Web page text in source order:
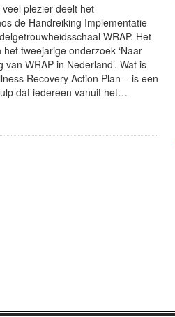
plezier deelt het
de Handreiking Implementatie
WRAP. Het
tweejarige onderzoek ‘Naar
WRAP in Nederland’. Wat is
Recovery Action Plan – is een
dat iedereen vanuit het…